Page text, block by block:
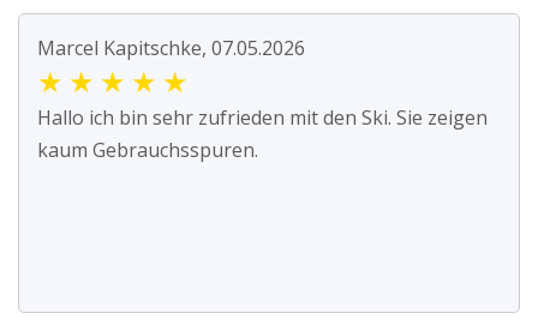
Marcel Kapitschke, 07.05.2026
★ ★ ★ ★ ★
Hallo ich bin sehr zufrieden mit den Ski. Sie zeigen
kaum Gebrauchsspuren.